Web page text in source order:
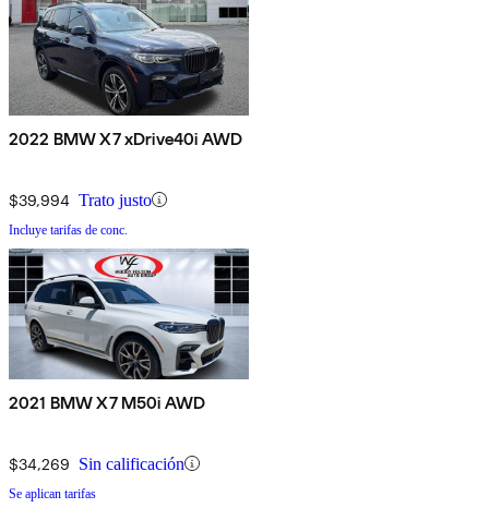
2022 BMW X7 xDrive40i AWD
$39,994 Trato justo
Incluye tarifas de conc.
2021 BMW X7 M50i AWD
$34,269 Sin calificación
Se aplican tarifas